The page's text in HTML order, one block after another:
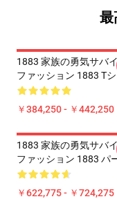
最
1883 家族の勇気サバ
ファッション 1883 Tシ
￥384,250 - ￥442,250
1883 家族の勇気サバ
ファッション 1883 パ
￥622,775 - ￥724,275